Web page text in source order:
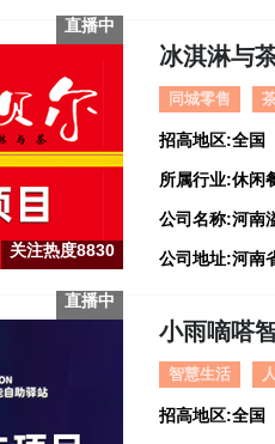
关注热度8830
直播中
冰淇淋与
同城零售
招高地区:全国
所属行业:休闲
公司名称:河南
直播中
小雨嘀嗒
智慧生活
招高地区:全国